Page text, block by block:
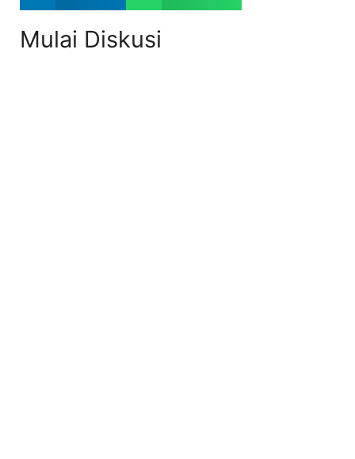
Mulai Diskusi